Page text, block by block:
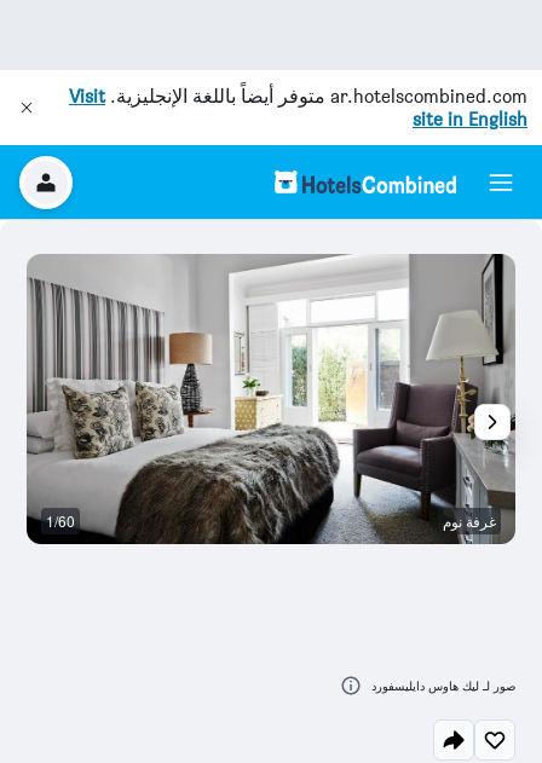
ar.hotelscombined.com متوفر أيضاً باللغة الإنجليزية.Visit
site in English
غرفة نوم 1/60
صور لـ ليك هاوس دايليسفورد